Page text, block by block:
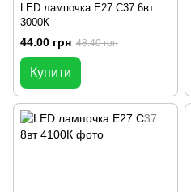
LED лампочка E27 C37 6вт
3000К
44.00 грн 48.40 грн
Купити